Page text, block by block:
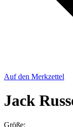
Auf den Merkzettel
Jack
Größe: